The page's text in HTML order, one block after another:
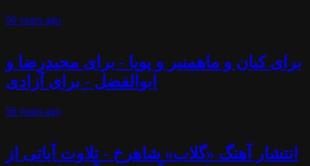
56 years ago
برای کیان و ماهمنیر و پویا - برای مجیدرضا و
ابوالفضل - برای آزادی
56 years ago
انتشار آهنگ «گلاب» شاهرخ - تلاوت آیاتی از